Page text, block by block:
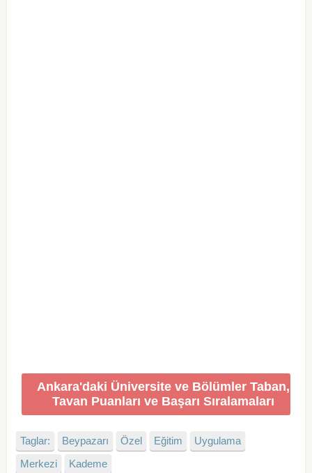
Ankara'daki Üniversite ve Bölümler Taban,
Tavan Puanları ve Başarı Sıralamaları
Taglar: Beypazarı Özel Eğitim
Uygulama
Merkezi
Kademe